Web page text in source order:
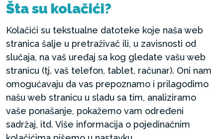
Šta su kolačići?
Kolačići su tekstualne datoteke koje naša web
stranica šalje u pretraživač ili, u zavisnosti od
slučaja, na vaš uređaj sa kog gledate vašu web
stranicu (tj. vaš telefon, tablet, računar). Oni nam
omogućavaju da vas prepoznamo i prilagodimo
našu web stranicu u sladu sa tim, analiziramo
vaše ponašanje, pokažemo vam određeni
sadržaj, itd. Više informacija o pojedinačnim